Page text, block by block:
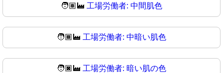
🧑🏽‍🏭 工場労働者: 中間肌色
🧑🏾‍🏭 工場労働者: 中暗い肌色
🧑🏿‍🏭 工場労働者: 暗い肌の色